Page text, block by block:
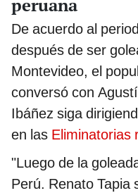
peruana
De acuerdo al
después de ser
Montevideo, el
conversó con
Ibáñez siga
en las Eliminatorias
"Luego de la
Perú. Renato Tapia